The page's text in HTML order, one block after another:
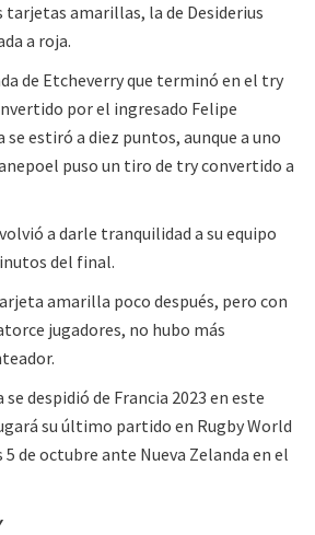
tarjetas amarillas, la de Desiderius
a roja.
de Etcheverry que terminó en el try
por el ingresado Felipe
se estiró a diez puntos, aunque a uno
puso un tiro de try convertido a
a darle tranquilidad a su equipo
del final.
amarilla poco después, pero con
jugadores, no hubo más
despidió de Francia 2023 en este
su último partido en Rugby World
de octubre ante Nueva Zelanda en el